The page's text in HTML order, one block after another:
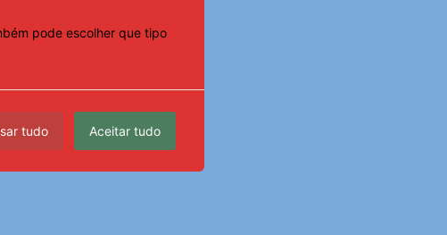
pode escolher que tipo
tudo Aceitar tudo